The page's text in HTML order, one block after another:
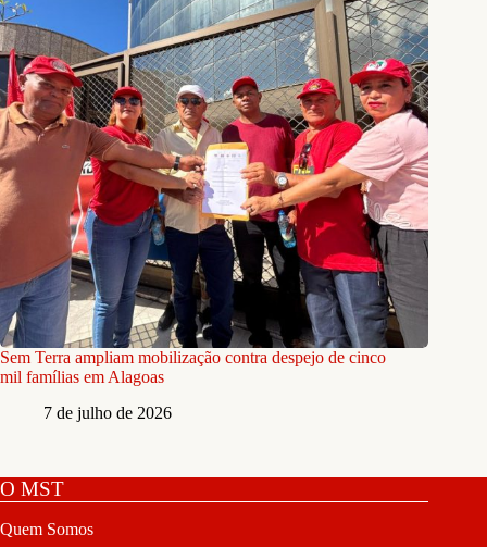
Sem Terra ampliam mobilização contra despejo de cinco
mil famílias em Alagoas
7 de julho de 2026
O MST
Quem Somos